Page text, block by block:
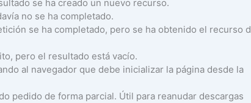
se ha creado un nuevo recurso.
no se ha completado.
se ha completado, pero se ha obtenido el recurso
pero el resultado está vacío.
al navegador que debe inicializar la página desde la
pedido de forma parcial. Útil para reanudar descargas